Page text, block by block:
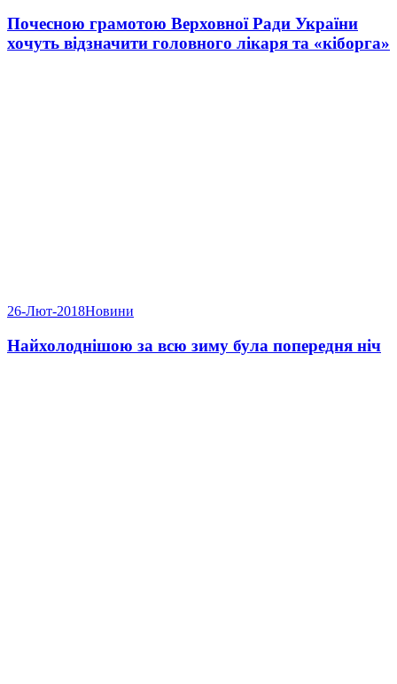
Почесною грамотою Верховної Ради України
хочуть відзначити головного лікаря та «кіборга»
26-Лют-2018Новини
Найхолоднішою за всю зиму була попередня ніч